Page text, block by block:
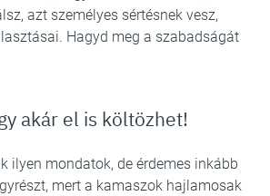
azt személyes sértésnek vesz,
Hagyd meg a szabadságát
akár el is költözhet!
ilyen mondatok, de érdemes inkább
mert a kamaszok hajlamosak